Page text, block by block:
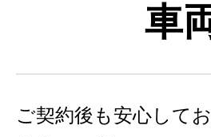
車
ご契約後も安心して